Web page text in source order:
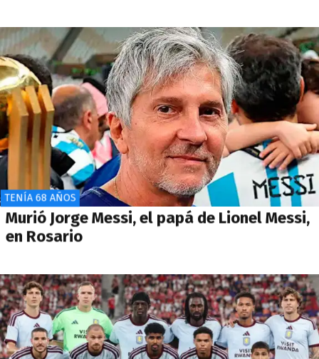
TENÍA 68 AÑOS
Murió Jorge Messi, el papá de Lionel Messi,
en Rosario